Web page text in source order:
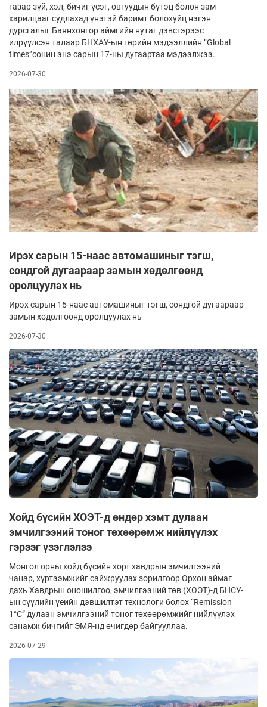
газар зүй, хэл, бичиг үсэг, овгуудын бүтэц болон зам
харилцааг судлахад үнэтэй баримт болохуйц нэгэн
дурсгалыг Баянхонгор аймгийн нутаг дэвсгэрээс
илрүүлсэн талаар БНХАУ-ын төрийн мэдээллийн “Global
times”сонин энэ сарын 17-ны дугаартаа мэдээлжээ.
2026-07-30
Ирэх сарын 15-наас автомашиныг тэгш,
сондгой дугаараар замын хөдөлгөөнд
оролцуулах нь
Ирэх сарын 15-наас автомашиныг тэгш, сондгой дугаараар
замын хөдөлгөөнд оролцуулах нь
2026-07-30
Хойд бүсийн ХОЭТ-д өндөр хэмт дулаан
эмчилгээний тоног төхөөрөмж нийлүүлэх
гэрээг үзэглэлээ
Монгол орны хойд бүсийн хорт хавдрын эмчилгээний
чанар, хүртээмжийг сайжруулах зорилгоор Орхон аймаг
дахь Хавдрын оношилгоо, эмчилгээний төв (ХОЭТ)-д БНСУ-
ын сүүлийн үеийн дэвшилтэт технологи болох “Remission
1°C” дулаан эмчилгээний тоног төхөөрөмжийг нийлүүлэх
санамж бичгийг ЭМЯ-нд өчигдөр байгууллаа.
2026-07-29